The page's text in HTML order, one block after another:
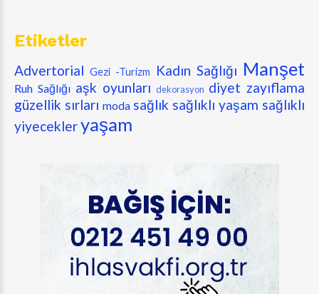
Etiketler
Advertorial Gezi -Turizm Kadın Sağlığı Manşet
Ruh Sağlığı aşk oyunları dekorasyon diyet zayıflama
güzellik sırları moda sağlık sağlıklı yaşam sağlıklı
yiyecekleryaşam